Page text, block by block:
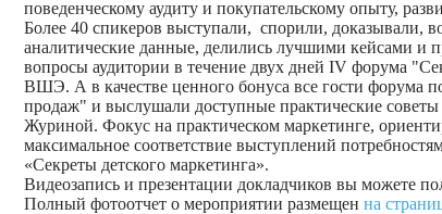
поведенческому аудиту и покупательскому опыту,
Более 40 спикеров выступали, спорили, доказывали,
аналитические данные, делились лучшими кейсами и
вопросы аудитории в течение двух дней IV форума
ВШЭ. А в качестве ценного бонуса все гости форума
продаж" и выслушали доступные практические
Журиной. Фокус на практическом маркетинге,
максимальное соответствие выступлений
«Секреты детского маркетинга».
Видеозапись и презентации докладчиков вы можете
Полный фотоотчет о мероприятии размещен на